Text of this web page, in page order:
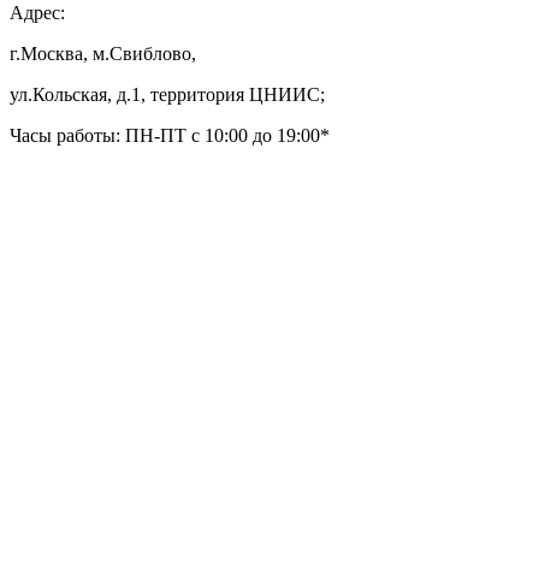
Адрес:
г.Москва, м.Свиблово,
ул.Кольская, д.1, территория ЦНИИС;
Часы работы: ПН-ПТ с 10:00 до 19:00*